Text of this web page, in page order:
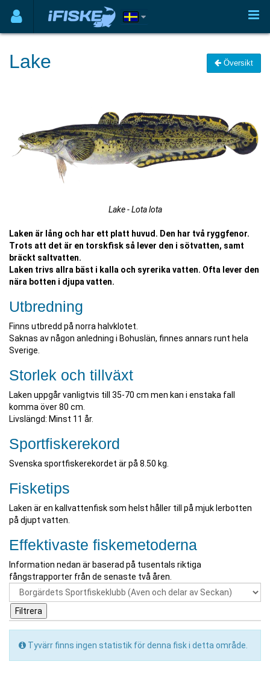
Lake Översikt
Lake - Lota lota
Laken är lång och har ett platt huvud. Den har två ryggfenor.
Trots att det är en torskfisk så lever den i sötvatten, samt
bräckt saltvatten.
Laken trivs allra bäst i kalla och syrerika vatten. Ofta lever den
nära botten i djupa vatten.
Utbredning
Finns utbredd på norra halvklotet.
Saknas av någon anledning i Bohuslän, finnes annars runt hela
Sverige.
Storlek och tillväxt
Laken uppgår vanligtvis till 35-70 cm men kan i enstaka fall
komma över 80 cm.
Livslängd: Minst 11 år.
Sportfiskerekord
Svenska sportfiskerekordet är på 8.50 kg.
Fisketips
Laken är en kallvattenfisk som helst håller till på mjuk lerbotten
på djupt vatten.
Effektivaste fiskemetoderna
Information nedan är baserad på tusentals riktiga
fångstrapporter från de senaste två åren.
Tyvärr finns ingen statistik för denna fisk i detta område.